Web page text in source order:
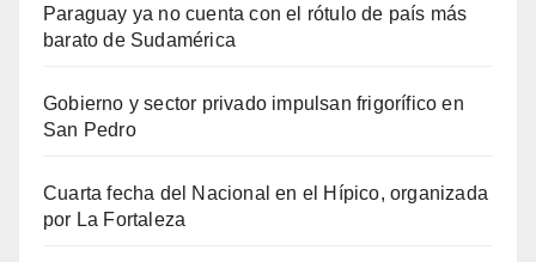
Paraguay ya no cuenta con el rótulo de país más
barato de Sudamérica
Gobierno y sector privado impulsan frigorífico en
San Pedro
Cuarta fecha del Nacional en el Hípico, organizada
por La Fortaleza